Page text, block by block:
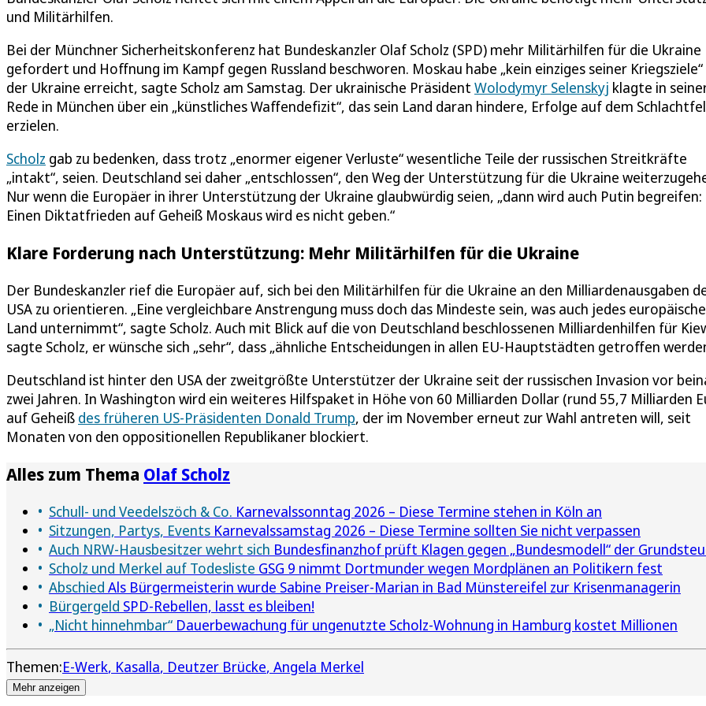
und Militärhilfen.
Bei der Münchner Sicherheitskonferenz hat Bundeskanzler Olaf Scholz (SPD) mehr Militärhilfen für die Ukraine
gefordert und Hoffnung im Kampf gegen Russland beschworen. Moskau habe „kein einziges seiner Kriegsziele“
der Ukraine erreicht, sagte Scholz am Samstag. Der ukrainische Präsident Wolodymyr Selenskyj klagte in
Rede in München über ein „künstliches Waffendefizit“, das sein Land daran hindere, Erfolge auf dem
erzielen.
Scholz gab zu bedenken, dass trotz „enormer eigener Verluste“ wesentliche Teile der russischen Streitkräfte
„intakt“, seien. Deutschland sei daher „entschlossen“, den Weg der Unterstützung für die Ukraine
Nur wenn die Europäer in ihrer Unterstützung der Ukraine glaubwürdig seien, „dann wird auch Putin begreifen:
Einen Diktatfrieden auf Geheiß Moskaus wird es nicht geben.“
Klare Forderung nach Unterstützung: Mehr Militärhilfen für die Ukraine
Der Bundeskanzler rief die Europäer auf, sich bei den Militärhilfen für die Ukraine an den Milliardenausgaben
USA zu orientieren. „Eine vergleichbare Anstrengung muss doch das Mindeste sein, was auch jedes europäische
Land unternimmt“, sagte Scholz. Auch mit Blick auf die von Deutschland beschlossenen Milliardenhilfen für
sagte Scholz, er wünsche sich „sehr“, dass „ähnliche Entscheidungen in allen EU-Hauptstädten getroffen
Deutschland ist hinter den USA der zweitgrößte Unterstützer der Ukraine seit der russischen Invasion vor
zwei Jahren. In Washington wird ein weiteres Hilfspaket in Höhe von 60 Milliarden Dollar (rund 55,7 Milliarden
auf Geheiß des früheren US-Präsidenten Donald Trump, der im November erneut zur Wahl antreten will, seit
Monaten von den oppositionellen Republikaner blockiert.
Alles zum Thema Olaf Scholz
Schull- und Veedelszöch & Co. Karnevalssonntag 2026 – Diese Termine stehen in Köln an
Sitzungen, Partys, Events Karnevalssamstag 2026 – Diese Termine sollten Sie nicht verpassen
Auch NRW-Hausbesitzer wehrt sich Bundesfinanzhof prüft Klagen gegen „Bundesmodell“ der
Scholz und Merkel auf Todesliste GSG 9 nimmt Dortmunder wegen Mordplänen an Politikern fest
Abschied Als Bürgermeisterin wurde Sabine Preiser-Marian in Bad Münstereifel zur Krisenmanagerin
Bürgergeld SPD-Rebellen, lasst es bleiben!
„Nicht hinnehmbar“ Dauerbewachung für ungenutzte Scholz-Wohnung in Hamburg kostet Millionen
Themen:E-Werk Kasalla Deutzer Brücke Angela Merkel
Mehr anzeigen